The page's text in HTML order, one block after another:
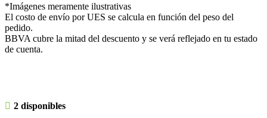
*Imágenes meramente ilustrativas
El costo de envío por UES se calcula en función del peso del
pedido.
BBVA cubre la mitad del descuento y se verá reflejado en tu estado
de cuenta.
2 disponibles